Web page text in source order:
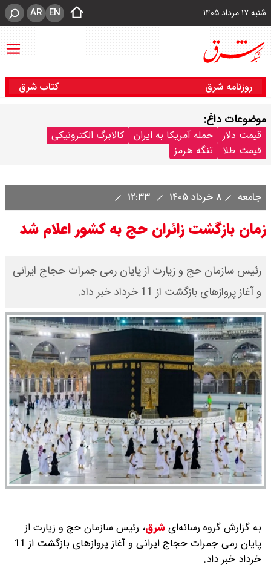
شنبه ۱۷ مرداد ۱۴۰۵ EN
AR
روزنامه شرق کتاب شرق
موضوعات داغ:
قیمت دلار حمله آمریکا به ایران
کالابرگ الکترونیکی
قیمت طلا
تنگه هرمز
جامعه ۸ خرداد ۱۴۰۵
زمان بازگشت زائران حج به کشور اعلام شد
رئیس سازمان حج و زیارت از پایان رمی جمرات حجاج ایرانی
و آغاز پروازهای بازگشت از 11 خرداد خبر داد.
به گزارش گروه رسانه‌ایشرق، رئیس سازمان حج و زیارت از
پایان رمی جمرات حجاج ایرانی و آغاز پروازهای بازگشت از 11
خرداد خبر داد.